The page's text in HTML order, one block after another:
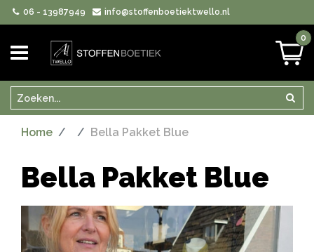
06 - 13987949 info@stoffenboetiektwello.nl
0
Zoeken
Home Bella Pakket Blue
Bella Pakket Blue